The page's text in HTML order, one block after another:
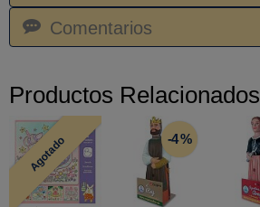
Comentarios
Productos Relacionados
Agotado -4 %